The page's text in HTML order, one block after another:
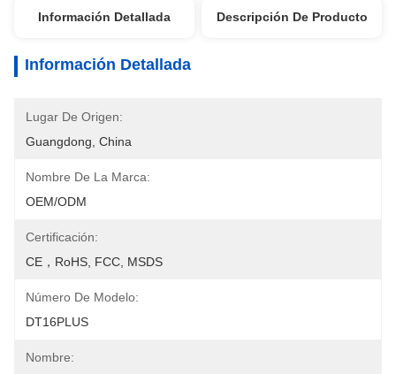
Información Detallada Descripción De Producto
Información Detallada
Lugar De Origen:
Guangdong, China
Nombre De La Marca:
OEM/ODM
Certificación:
CE，RoHS, FCC, MSDS
Número De Modelo:
DT16PLUS
Nombre: